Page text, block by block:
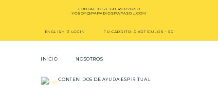
CONTACTO57 320 4982788 O
YOSOY@PAPADIOSPAPASOL.COM
ENGLISH LOGIN TU CARRITO: 0 ARTÍCULOS -$0
INICIO NOSOTROS
CONTENIDOS DE AYUDA ESPIRITUAL